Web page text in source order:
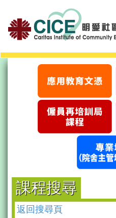
課程搜尋
返回搜尋頁